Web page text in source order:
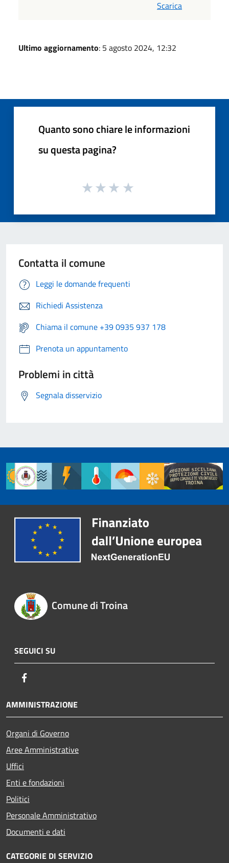
Scarica
Ultimo aggiornamento: 5 agosto 2024, 12:32
Quanto sono chiare le informazioni
su questa pagina?
Contatta il comune
Leggi le domande frequenti
Richiedi Assistenza
Chiama il comune +39 0935 937 178
Prenota un appuntamento
Problemi in città
Segnala disservizio
Comune di Troina
SEGUICI SU
AMMINISTRAZIONE
Organi di Governo
Aree Amministrative
Uffici
Enti e fondazioni
Politici
Personale Amministrativo
Documenti e dati
CATEGORIE DI SERVIZIO